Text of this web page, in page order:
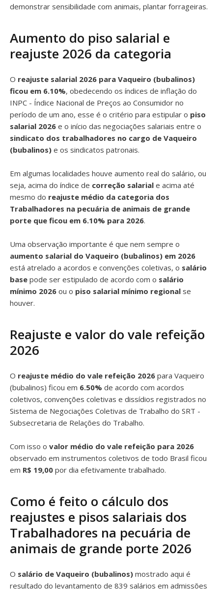
demonstrar sensibilidade com animais, plantar forrageiras.
Aumento do piso salarial e
reajuste 2026 da categoria
O reajuste salarial 2026 para Vaqueiro (bubalinos)
ficou em 6.10%, obedecendo os índices de inflação do
INPC - Índice Nacional de Preços ao Consumidor no
período de um ano, esse é o critério para estipular o piso
salarial 2026 e o início das negociações salariais entre o
sindicato dos trabalhadores no cargo de Vaqueiro
(bubalinos) e os sindicatos patronais.
Em algumas localidades houve aumento real do salário, ou
seja, acima do índice de correção salarial e acima até
mesmo do reajuste médio da categoria dos
Trabalhadores na pecuária de animais de grande
porte que ficou em 6.10% para 2026.
Uma observação importante é que nem sempre o
aumento salarial do Vaqueiro (bubalinos) em 2026
está atrelado a acordos e convenções coletivas, o salário
base pode ser estipulado de acordo com o salário
mínimo 2026 ou o piso salarial mínimo regional se
houver.
Reajuste e valor do vale refeição
2026
O reajuste médio do vale refeição 2026 para Vaqueiro
(bubalinos) ficou em 6.50% de acordo com acordos
coletivos, convenções coletivas e dissídios registrados no
Sistema de Negociações Coletivas de Trabalho do SRT -
Subsecretaria de Relações do Trabalho.
Com isso o valor médio do vale refeição para 2026
observado em instrumentos coletivos de todo Brasil ficou
em R$ 19,00 por dia efetivamente trabalhado.
Como é feito o cálculo dos
reajustes e pisos salariais dos
Trabalhadores na pecuária de
animais de grande porte 2026
O salário de Vaqueiro (bubalinos) mostrado aqui é
resultado do levantamento de 839 salários em admissões